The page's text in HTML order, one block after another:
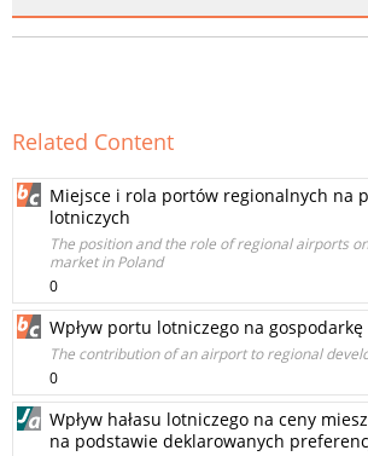
Related Content
Miejsce i rola portów regionalnych na
lotniczych
The position and the role of regional airports
market in Poland
0
Wpływ portu lotniczego na
The contribution of an airport to regional
0
Wpływ hałasu lotniczego na ceny
na podstawie deklarowanych